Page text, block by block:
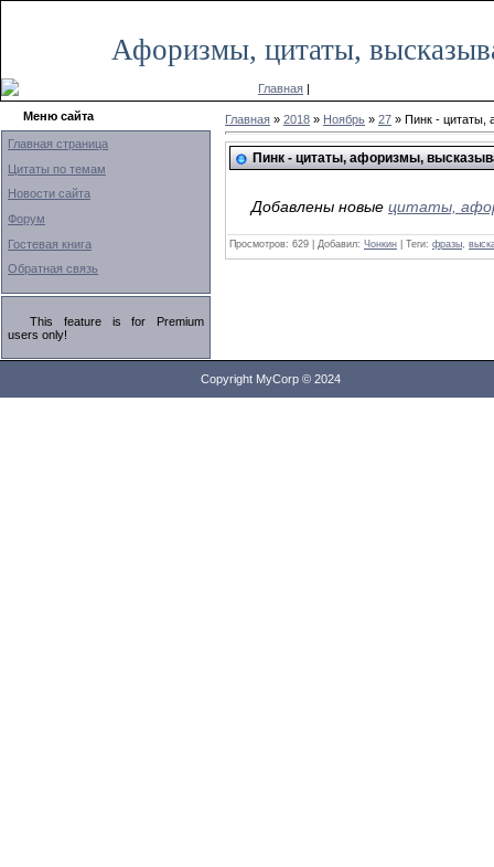
Афоризмы, цитаты,
Главная |
Меню сайта
Главная страница
Цитаты по темам
Новости сайта
Форум
Гостевая книга
Обратная связь
This feature is for Premium
users only!
Главная » 2018 » Ноябрь » 27 » Пинк - цитаты,
Пинк - цитаты, афоризмы,
Добавлены новые цитаты,
Просмотров: 629 | Добавил: Чонкин | Теги: фразы
Copyright MyCorp © 2024